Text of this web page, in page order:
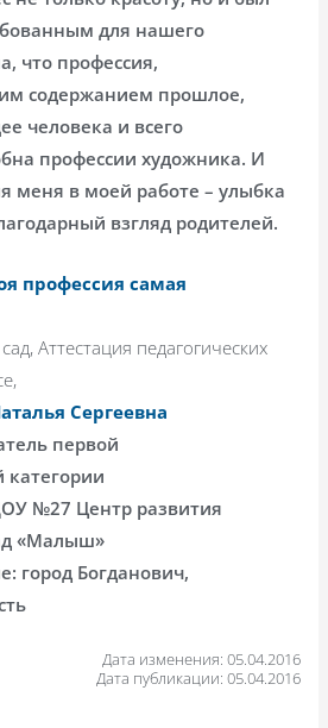
для нашего
что профессия,
содержанием прошлое,
человека и всего
профессии художника. И
меня в моей работе – улыбка
взгляд родителей.
профессия самая
Аттестация педагогических
Сергеевна
первой
№27 Центр развития
«Малыш»
город Богданович,
Дата изменения: 05.04.2016
Дата публикации: 05.04.2016